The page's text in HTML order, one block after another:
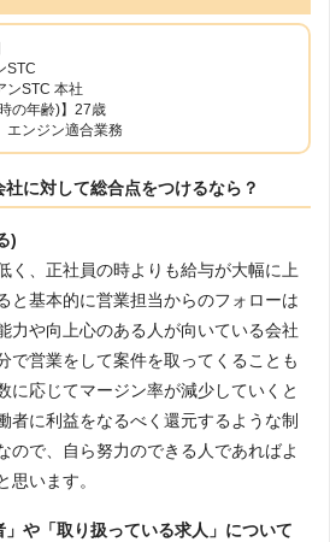
STC
ンSTC 本社
の年齢)】27歳
エンジン適合業務
社に対して総合点をつけるなら？
)
く、正社員の時よりも給与が大幅に上
と基本的に営業担当からのフォローは
力や向上心のある人が向いている会社
で営業をして案件を取ってくることも
に応じてマージン率が減少していくと
者に利益をなるべく還元するような制
ので、自ら努力のできる人であればよ
思います。
や「取り扱っている求人」について